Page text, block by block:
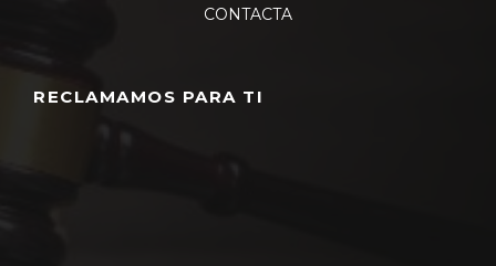
CONTACTA
RECLAMAMOS PARA TI